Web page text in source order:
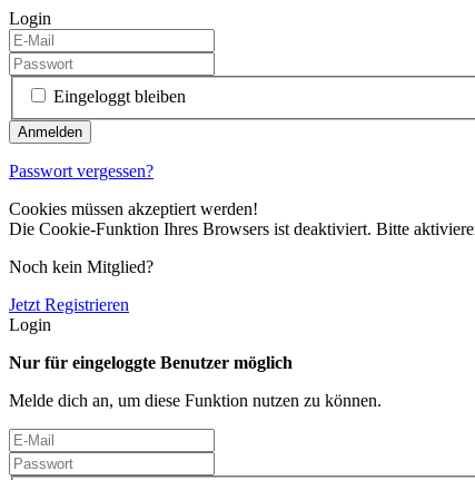
Login
Eingeloggt bleiben
Passwort vergessen?
Cookies müssen akzeptiert werden!
Die Cookie-Funktion Ihres Browsers ist deaktiviert. Bitte
Noch kein Mitglied?
Jetzt Registrieren
Login
Nur für eingeloggte Benutzer möglich
Melde dich an, um diese Funktion nutzen zu können.